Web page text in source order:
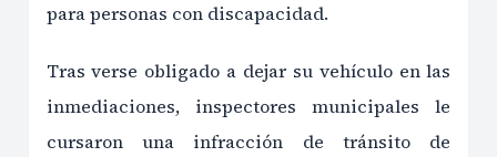
para personas con discapacidad.
Tras verse obligado a dejar su vehículo en las
inmediaciones, inspectores municipales le
cursaron una infracción de tránsito de